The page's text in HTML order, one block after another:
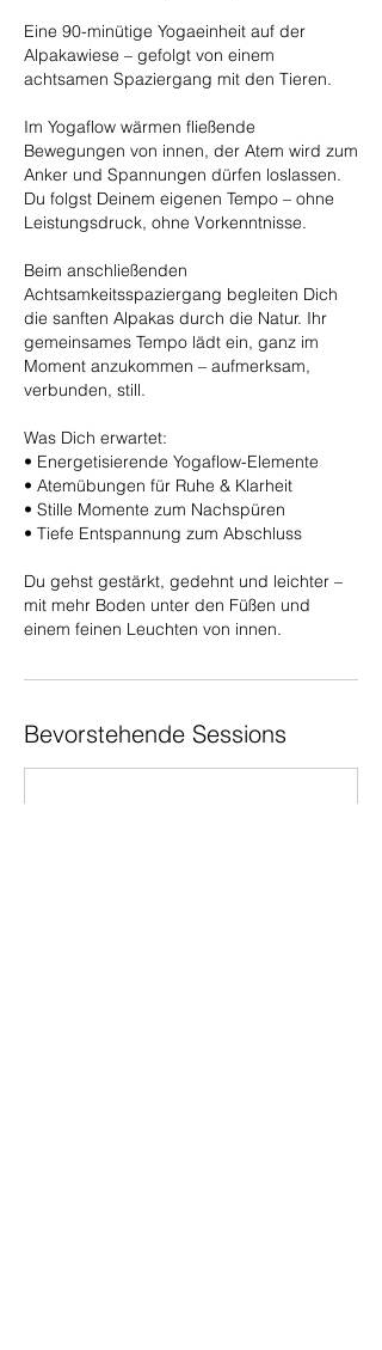
Eine 90-minütige Yogaeinheit auf der
Alpakawiese – gefolgt von einem
achtsamen Spaziergang mit den Tieren.
Im Yogaflow wärmen fließende
Bewegungen von innen, der Atem wird zum
Anker und Spannungen dürfen loslassen.
Du folgst Deinem eigenen Tempo – ohne
Leistungsdruck, ohne Vorkenntnisse.
Beim anschließenden
Achtsamkeitsspaziergang begleiten Dich
die sanften Alpakas durch die Natur. Ihr
gemeinsames Tempo lädt ein, ganz im
Moment anzukommen – aufmerksam,
verbunden, still.
Was Dich erwartet:
• Energetisierende Yogaflow-Elemente
• Atemübungen für Ruhe & Klarheit
• Stille Momente zum Nachspüren
• Tiefe Entspannung zum Abschluss
Du gehst gestärkt, gedehnt und leichter –
mit mehr Boden unter den Füßen und
einem feinen Leuchten von innen.
Bevorstehende Sessions